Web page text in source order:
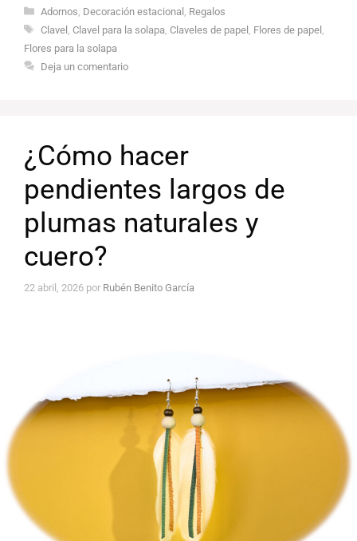
Categorías
Adornos Decoración estacional Regalos
Etiquetas
Clavel Clavel para la solapa Claveles de papel Flores de papel
Flores para la solapa
Deja un comentario
¿Cómo hacer
pendientes largos de
plumas naturales y
cuero?
22 abril, 2026 por Rubén Benito García